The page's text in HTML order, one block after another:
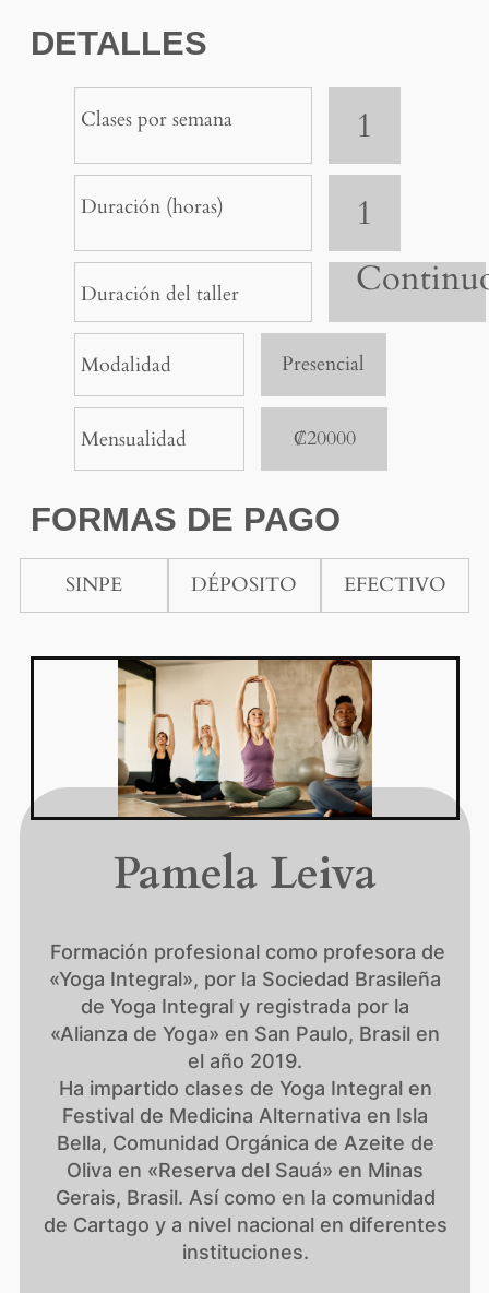
DETALLES
Clases por semana 1
Duración (horas) 1
Duración del taller
Modalidad Presencial
Mensualidad ₡20000
FORMAS DE PAGO
SINPE DÉPOSITO EFECTIVO
Pamela Leiva
Formación profesional como profesora de
«Yoga Integral», por la Sociedad Brasileña
de Yoga Integral y registrada por la
«Alianza de Yoga» en San Paulo, Brasil en
el año 2019.
Ha impartido clases de Yoga Integral en
Festival de Medicina Alternativa en Isla
Bella, Comunidad Orgánica de Azeite de
Oliva en «Reserva del Sauá» en Minas
Gerais, Brasil. Así como en la comunidad
de Cartago y a nivel nacional en diferentes
instituciones.